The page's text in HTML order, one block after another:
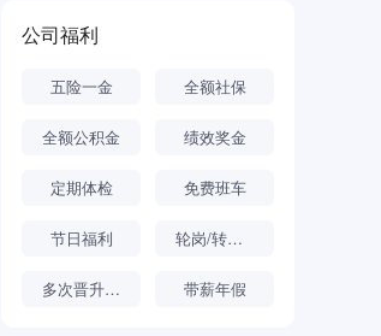
公司福利
五险一金 全额社保
全额公积金 绩效奖金
定期体检 免费班车
节日福利 轮岗/转岗机会
多次晋升机会 带薪年假